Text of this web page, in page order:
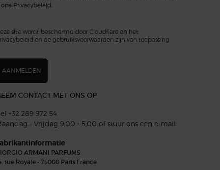
ons Privacybeleid
site wordt beschermd door Cloudflare en het
en de gebruiksvoorwaarden zijn van toepassing.
AANMELDEN
CONTACT MET ONS OP
+32 289 972 54
- Vrijdag 9:00 - 5:00 of stuur ons een e-mail
ARMANI PARFUMS
rue Royale - 75008 Paris France